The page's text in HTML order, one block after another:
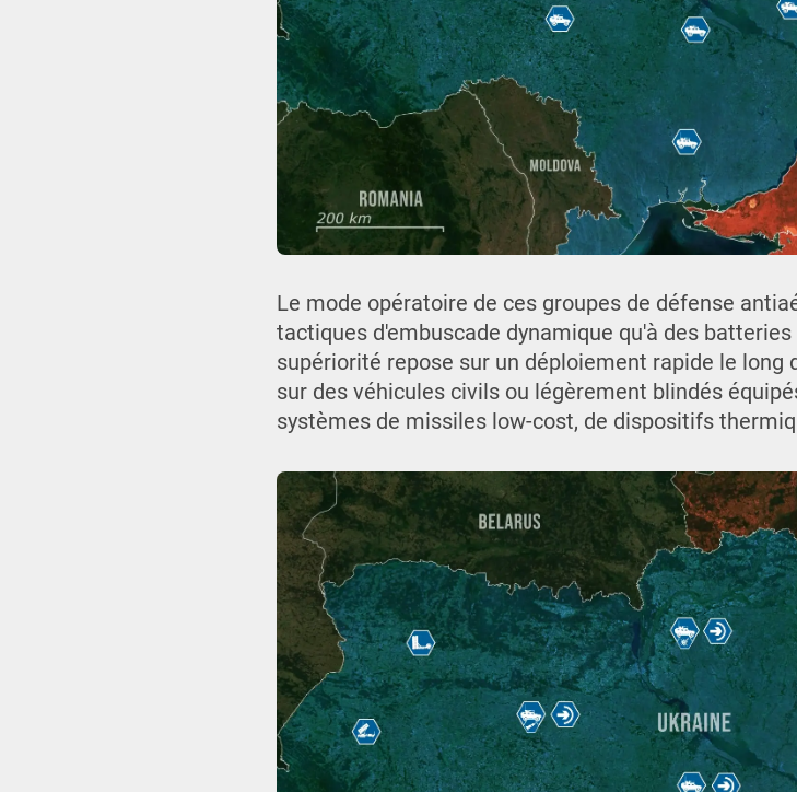
Le mode opératoire de ces groupes de défense
tactiques d'embuscade dynamique qu'à des
supériorité repose sur un déploiement rapide le long
sur des véhicules civils ou légèrement blindés
systèmes de missiles low-cost, de dispositifs